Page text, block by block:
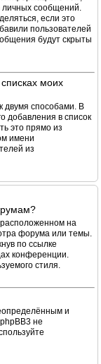
личных сообщений.
если это
пользователей
будут скрыты
моих
двумя способами. В
добавления в список
это прямо из
имени
из
на
форума или темы.
по ссылке
конференции.
стиля.
и
не